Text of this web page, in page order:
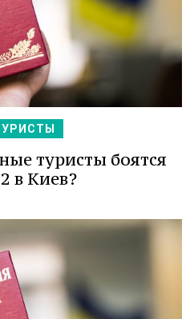
туристы боятся
в Киев?